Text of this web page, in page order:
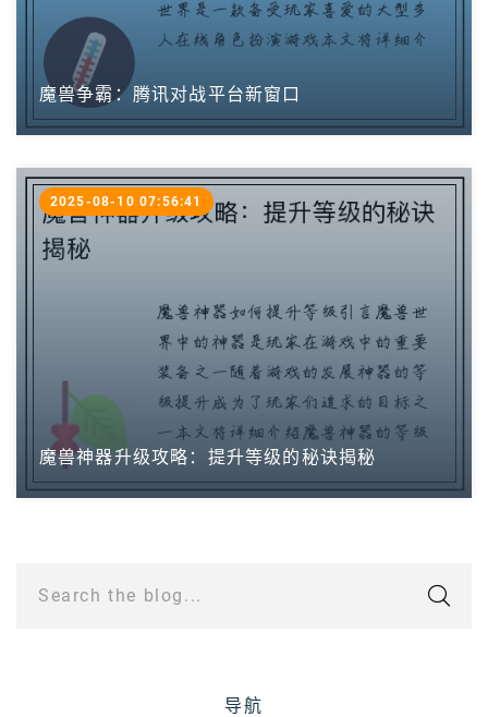
魔兽争霸：腾讯对战平台新窗口
魔兽神器升级攻略：提升等级的秘诀揭秘
2025-08-10 07:56:41
Search the blog...
导航